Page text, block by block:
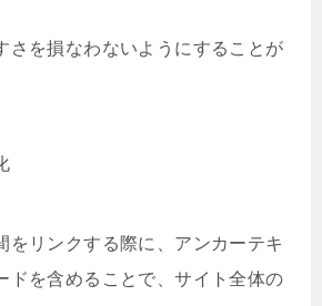
さを損なわないようにすることが
をリンクする際に、アンカーテキ
ドを含めることで、サイト全体の